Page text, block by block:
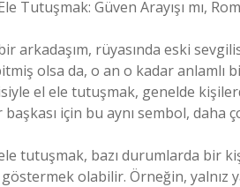
Tutuşmak: Güven Arayışı mı,
arkadaşım, rüyasında eski
olsa da, o an o kadar anlamlı
el ele tutuşmak, genelde
için bu aynı sembol, daha
tutuşmak, bazı durumlarda bir
olabilir. Örneğin,